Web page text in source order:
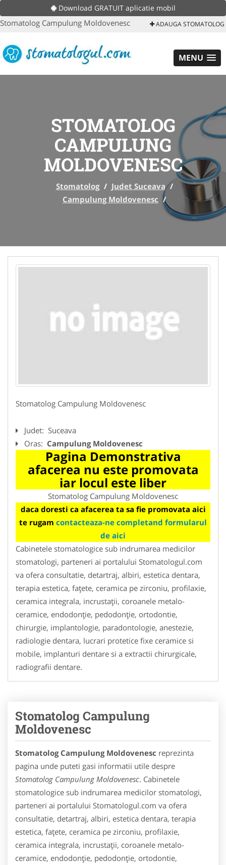
Download GRATUIT aplicatie mobil
Stomatolog Campulung Moldovenesc ADAUGA STOMATOLOG
MENU
STOMATOLOG
CAMPULUNG
MOLDOVENESC
Stomatolog / Judet Suceava /
Campulung Moldovenesc /
Stomatolog Campulung Moldovenesc
Judet: Suceava
Oras: Campulung Moldovenesc
Pagina Demonstrativa
afacerea nu este promovata
iar locul este liber
Stomatolog Campulung Moldovenesc
daca doresti ca afacerea ta sa fie promovata aici
te rugam contacteaza-ne completand formularul
de aici
Cabinetele stomatologice sub indrumarea medicilor
stomatologi, parteneri ai portalului Stomatologul.com
va ofera consultatie, detartraj, albiri, estetica dentara,
terapia estetica, faţete, ceramica pe zirconiu, profilaxie,
ceramica integrala, incrustaţii, coroanele metalo-
ceramice, endodonţie, pedodonţie, ortodontie,
chirurgie, implantologie, paradontologie, anestezie,
radiologie dentara, lucrari protetice fixe ceramice si
mobile, implanturi dentare si a extractii chirurgicale,
radiografii dentare.
Stomatolog Campulung
Moldovenesc
Stomatolog Campulung Moldovenesc reprezinta
pagina unde puteti gasi informatii utile despre
Stomatolog Campulung Moldovenesc. Cabinetele
stomatologice sub indrumarea medicilor stomatologi,
parteneri ai portalului Stomatologul.com va ofera
consultatie, detartraj, albiri, estetica dentara, terapia
estetica, faţete, ceramica pe zirconiu, profilaxie,
ceramica integrala, incrustaţii, coroanele metalo-
ceramice, endodonţie, pedodonţie, ortodontie,